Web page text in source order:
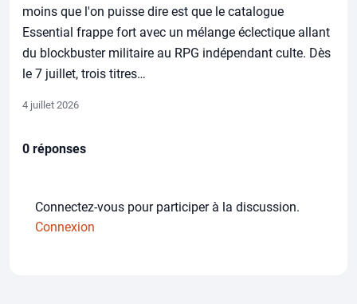
moins que l'on puisse dire est que le catalogue
Essential frappe fort avec un mélange éclectique allant
du blockbuster militaire au RPG indépendant culte. Dès
le 7 juillet, trois titres…
4 juillet 2026
0 réponses
Connectez-vous pour participer à la discussion.
Connexion